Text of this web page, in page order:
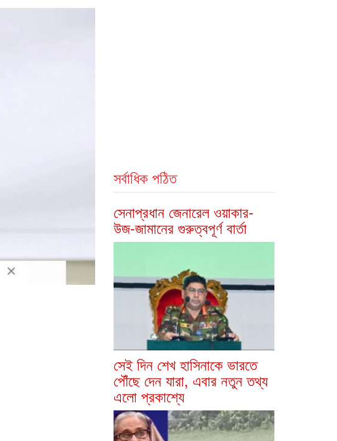
সর্বাধিক পঠিত
সেনাপ্রধান জেনারেল ওয়াকার-
উজ-জামানের গুরুত্বপূর্ণ বার্তা
সেই দিন শেখ হাসিনাকে ভারতে
পৌঁছে দেন যারা, এবার নতুন তথ্য
এলো প্রকাশ্যে